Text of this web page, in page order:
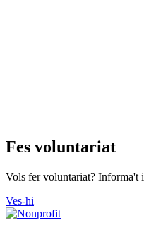
Fes voluntariat
Vols fer voluntariat? Informa't
Ves-hi